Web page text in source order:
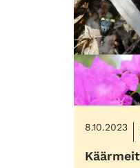
8.10.2023